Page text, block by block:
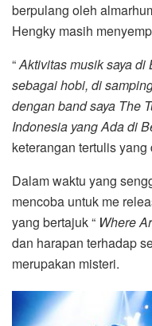
berpulang oleh
Hengky masih
“Aktivitas musik saya
sebagai hobi, di
dengan band saya The
Indonesia yang Ada di
keterangan tertulis
Dalam waktu yang
mencoba untuk me
yang bertajuk “ Where
dan harapan terhadap
merupakan misteri.